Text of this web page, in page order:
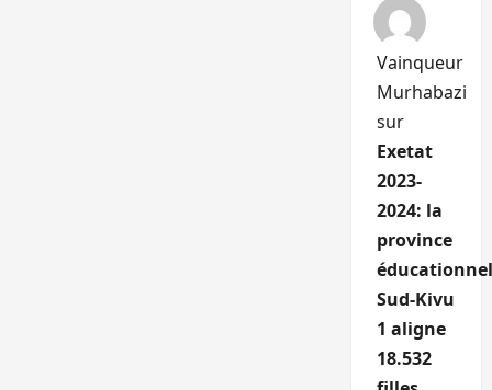
Vainqueur
Murhabazi
sur
Exetat
2023-
2024: la
province
Sud-Kivu
1 aligne
18.532